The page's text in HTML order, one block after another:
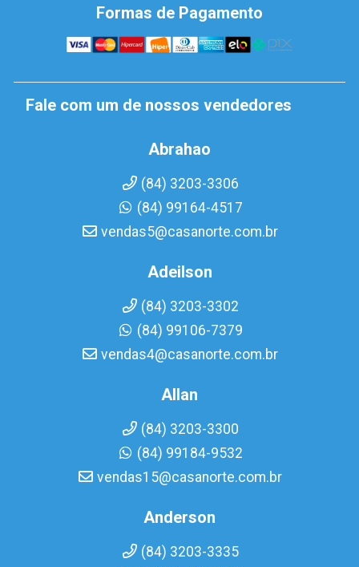
Formas de Pagamento
Fale com um de nossos vendedores
Abrahao
(84) 3203-3306
(84) 99164-4517
vendas5@casanorte.com.br
Adeilson
(84) 3203-3302
(84) 99106-7379
vendas4@casanorte.com.br
Allan
(84) 3203-3300
(84) 99184-9532
vendas15@casanorte.com.br
Anderson
(84) 3203-3335